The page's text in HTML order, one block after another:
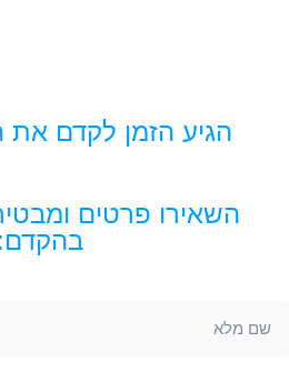
הגיע הזמן לקדם
השאירו פרטים
בהקדם: